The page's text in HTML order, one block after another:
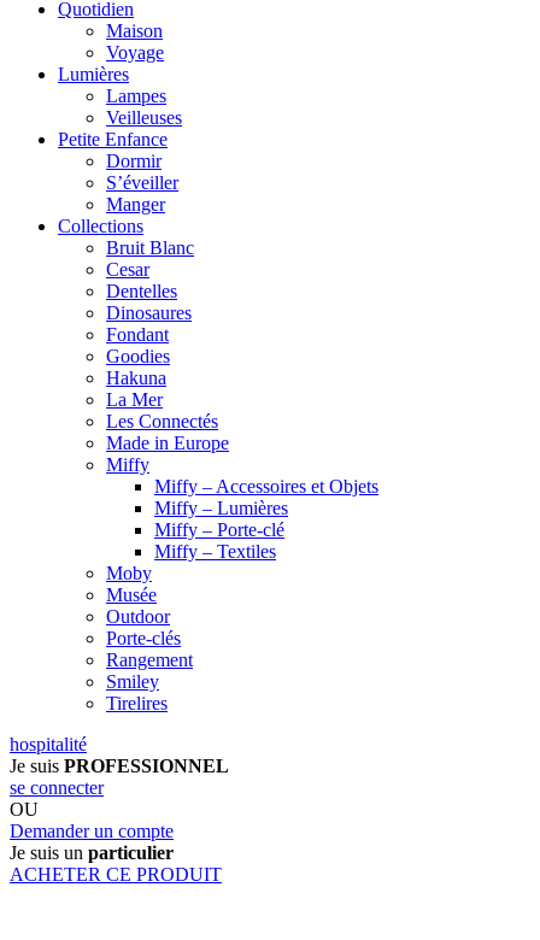
Quotidien
Maison
Voyage
Lumières
Lampes
Veilleuses
Petite Enfance
Dormir
S’éveiller
Manger
Collections
Bruit Blanc
Cesar
Dentelles
Dinosaures
Fondant
Goodies
Hakuna
La Mer
Les Connectés
Made in Europe
Miffy
Miffy – Accessoires et Objets
Miffy – Lumières
Miffy – Porte-clé
Miffy – Textiles
Moby
Musée
Outdoor
Porte-clés
Rangement
Smiley
Tirelires
hospitalité
Je suis PROFESSIONNEL
se connecter
OU
Demander un compte
Je suis un particulier
ACHETER CE PRODUIT